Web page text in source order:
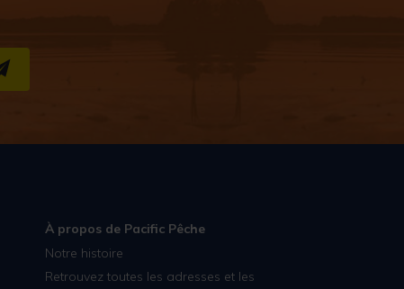
S''INSCRIRE
À propos de Pacific Pêche
Notre histoire
Retrouvez toutes les adresses et les